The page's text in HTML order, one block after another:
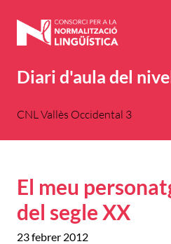
Diari d'aula del
CNL Vallès Occidental 3
El meu
del segle XX
23 febrer 2012